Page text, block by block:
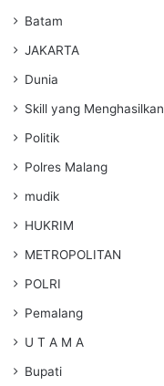
Batam
JAKARTA
Dunia
Skill yang Menghasilkan
Politik
Polres Malang
mudik
HUKRIM
METROPOLITAN
POLRI
Pemalang
U T A M A
Bupati